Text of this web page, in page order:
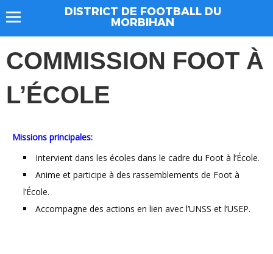
DISTRICT DE FOOTBALL DU
MORBIHAN
COMMISSION FOOT À
L’ÉCOLE
Missions principales:
Intervient dans les écoles dans le cadre du Foot à l’École.
Anime et participe à des rassemblements de Foot à
l’École.
Accompagne des actions en lien avec l’UNSS et l’USEP.